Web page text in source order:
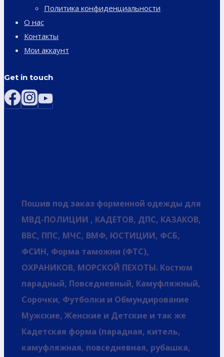
Политика конфиденциальности
О нас
Контакты
Мои аккаунт
Get in touch
Пошив под заказ форменной одежды для
МВД-ПОЛИЦИИ , КАДЕТОВ, ДПС, КАЗАКОВ,
ВВС, ППС, МЧС, ВМФ, ЮСТИЦИИ, ФСБ,
ФСИН, Форма таможни (ФТС),
ОХРАНИКОВ, МОРСКОЙ ПЕХОТЫ. Костюм
парадный, Повседневный, Камуфляжный,
Сорочки, Футболки и Обмундирование
Мужские, Женские и Детские и так же
Кадетская форма (парадная, китель,
камуфляжная, повседневная, рубашка,